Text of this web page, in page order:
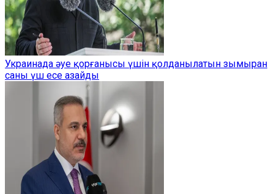
Украинада әуе қорғанысы үшін қолданылатын зымыран
саны үш есе азайды